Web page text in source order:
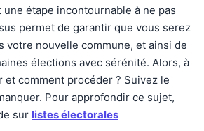
une étape incontournable à ne pas
permet de garantir que vous serez
votre nouvelle commune, et ainsi de
élections avec sérénité. Alors, à
et comment procéder ? Suivez le
Pour approfondir ce sujet,
sur listes électorales